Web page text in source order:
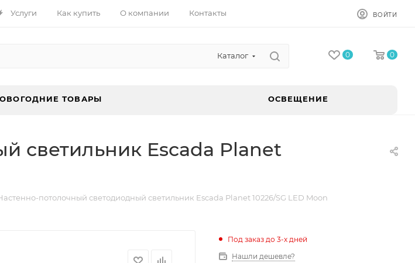
Услуги Как купить О компании Контакты ВОЙТИ
Каталог 0 0
ТОВАРЫ ОСВЕЩЕНИЕ
светильник Escada Planet
потолочный светодиодный светильник Escada Planet 10226/SG LED Moon
Под заказ до 3-х дней
Нашли дешевле?